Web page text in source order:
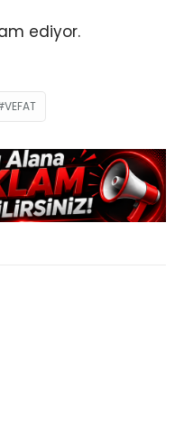
ediyor.
VEFAT